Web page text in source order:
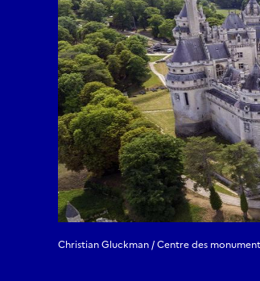
Christian Gluckman / Centre des